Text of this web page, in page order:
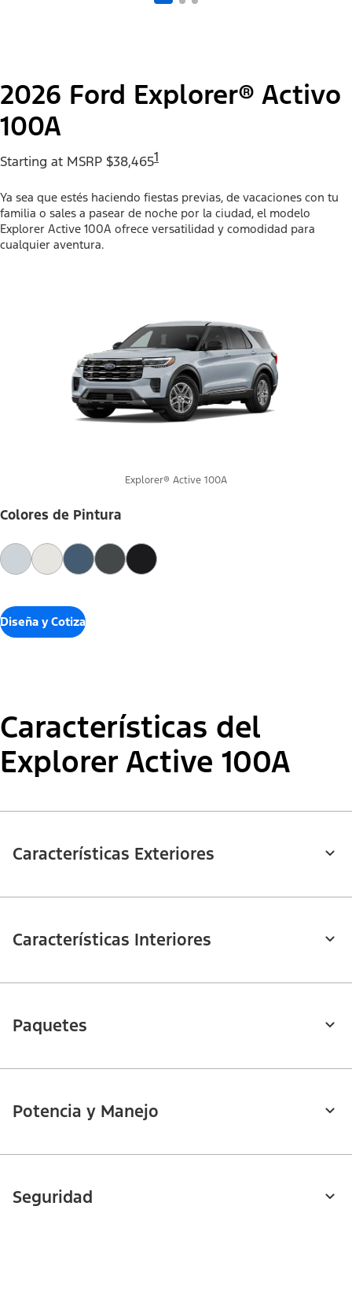
2026 Ford Explorer® Activo
100A
Starting at MSRP $38,4651
Ya sea que estés haciendo fiestas previas, de vacaciones con tu
familia o sales a pasear de noche por la ciudad, el modelo
Explorer Active 100A ofrece versatilidad y comodidad para
cualquier aventura.
Explorer® Active 100A
Colores de Pintura
Diseña y Cotiza
Características del
Explorer Active 100A
Características Exteriores
Características Interiores
Paquetes
Potencia y Manejo
Seguridad